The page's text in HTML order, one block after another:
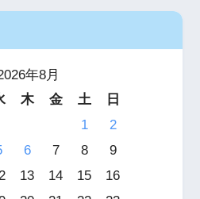
年8月
木 金 土
日
1
2
6 7 8
9
13 14 15
16